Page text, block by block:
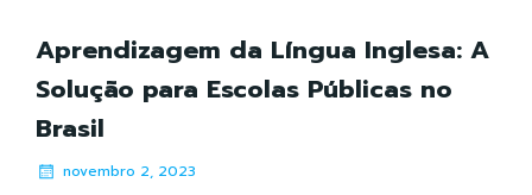
Aprendizagem da Língua Inglesa: A
Solução para Escolas Públicas no
Brasil
novembro 2, 2023